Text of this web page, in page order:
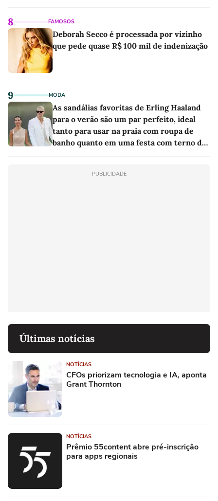
8 FAMOSOS
Deborah Secco é processada por vizinho
que pede quase R$ 100 mil de indenização
9 MODA
As sandálias favoritas de Erling Haaland
para o verão são um par perfeito, ideal
tanto para usar na praia com roupa de
banho quanto em uma festa com terno de
PUBLICIDADE
Últimas notícias
NOTÍCIAS
CFOs priorizam tecnologia e IA, aponta
Grant Thornton
NOTÍCIAS
Prêmio 55content abre pré-inscrição
para apps regionais